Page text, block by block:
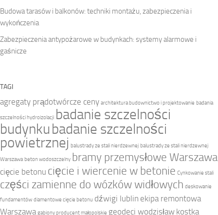
Budowa tarasów i balkonów: techniki montażu, zabezpieczenia i
wykończenia
Zabezpieczenia antypożarowe w budynkach: systemy alarmowe i
gaśnicze
TAGI
agregaty prądotwórcze ceny architektura budownictwo i projektowanie badania
szczelności hydroizolacji badanie szczelności
budynku badanie szczelności
powietrznej balustrady ze stali nierdzewnej balustrady ze stali nierdzewnej
Warszawa beton wodoszczelny bramy przemysłowe Warszawa
cięcie betonu cięcie i wiercenie w betonie Cynkowanie stali
części zamienne do wózków widłowych deskowanie
fundamentów diamentowe cięcie betonu dźwigi lublin ekipa remontowa
Warszawa gabiony producent małopolskie geodeci wodzisław kostka